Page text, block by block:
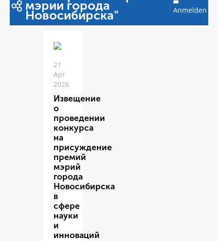
мэрии города
Новосибирска" Anmelden
21
Apr
2026
Извещение
о
проведении
конкурса
на
присуждение
премий
мэрий
города
Новосибирска
в
сфере
науки
и
инноваций